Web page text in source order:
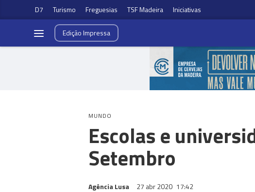
D7 Turismo Freguesias TSF Madeira Iniciativas
EdiçãoImpressa
MUNDO
Escolas e
Setembro
Agência Lusa 27 abr 2020 17:42